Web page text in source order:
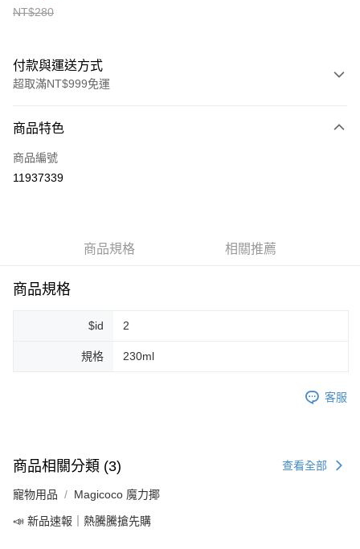
NT$280
付款與運送方式
超取滿NT$999免運
信用卡一次付款
超商取貨付款
悠遊付
全家純取貨 (先付款
7-11取貨付款
商品特色
商品編號
11937339
商品規格 相關推薦
商品規格
$id 2
規格 230ml
客服
商品相關分類 (3) 查看全部
寵物用品 Magicoco 魔力揶
📣 新品速報｜熱騰騰搶先購